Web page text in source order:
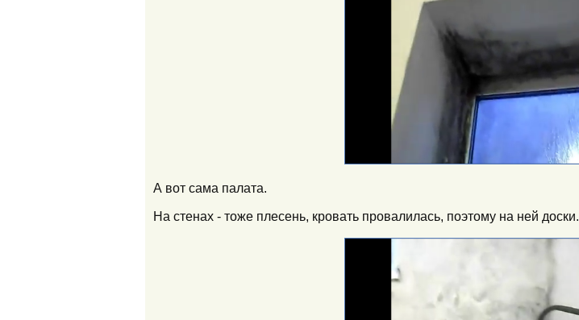
А вот сама палата.
На стенах - тоже плесень, кровать провалилась, поэтому на ней доски.